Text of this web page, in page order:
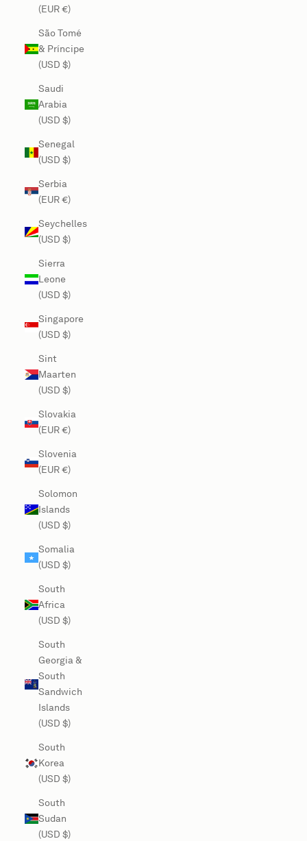
(EUR €)
São Tomé
& Príncipe
(USD $)
Saudi
Arabia
(USD $)
Senegal
(USD $)
Serbia
(EUR €)
Seychelles
(USD $)
Sierra
Leone
(USD $)
Singapore
(USD $)
Sint
Maarten
(USD $)
Slovakia
(EUR €)
Slovenia
(EUR €)
Solomon
Islands
(USD $)
Somalia
(USD $)
South
Africa
(USD $)
South
Georgia &
South
Sandwich
Islands
(USD $)
South
Korea
(USD $)
South
Sudan
(USD $)